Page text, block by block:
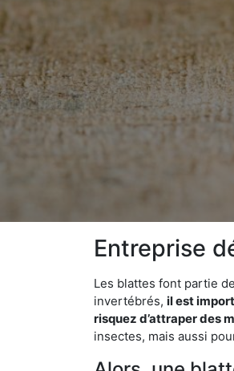
Entreprise
Les blattes font partie
invertébrés, il est
risquez d’attraper des
insectes, mais aussi